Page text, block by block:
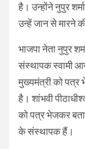
है। उन्होंने नुपुर
उन्हें जान से मारने
भाजपा नेता नुपुर
संस्थापक स्वामी
मुख्यमंत्री को पत्र
है। शांभवी
को पत्र भेजकर
के संस्थापक हैं।